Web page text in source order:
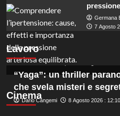
Germana
7 Agosto
Lavoro
Assunzioni in Veneto: 6
amministrativi cercasi,
indeterminato.
Germana Bevilacqua
Cinema
“Yaga”: un thriller
che svela misteri e
Dario Cangemi 8 Agosto 2026 : 12:10